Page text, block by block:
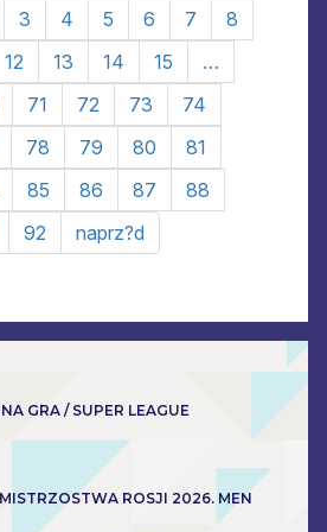
3 4 5 6 7
8
12 13 14 15
…
71 72 73
74
78 79 80
81
85 86 87
88
92 naprz?d
GRA / SUPER LEAGUE
ROSJI 2026. MEN